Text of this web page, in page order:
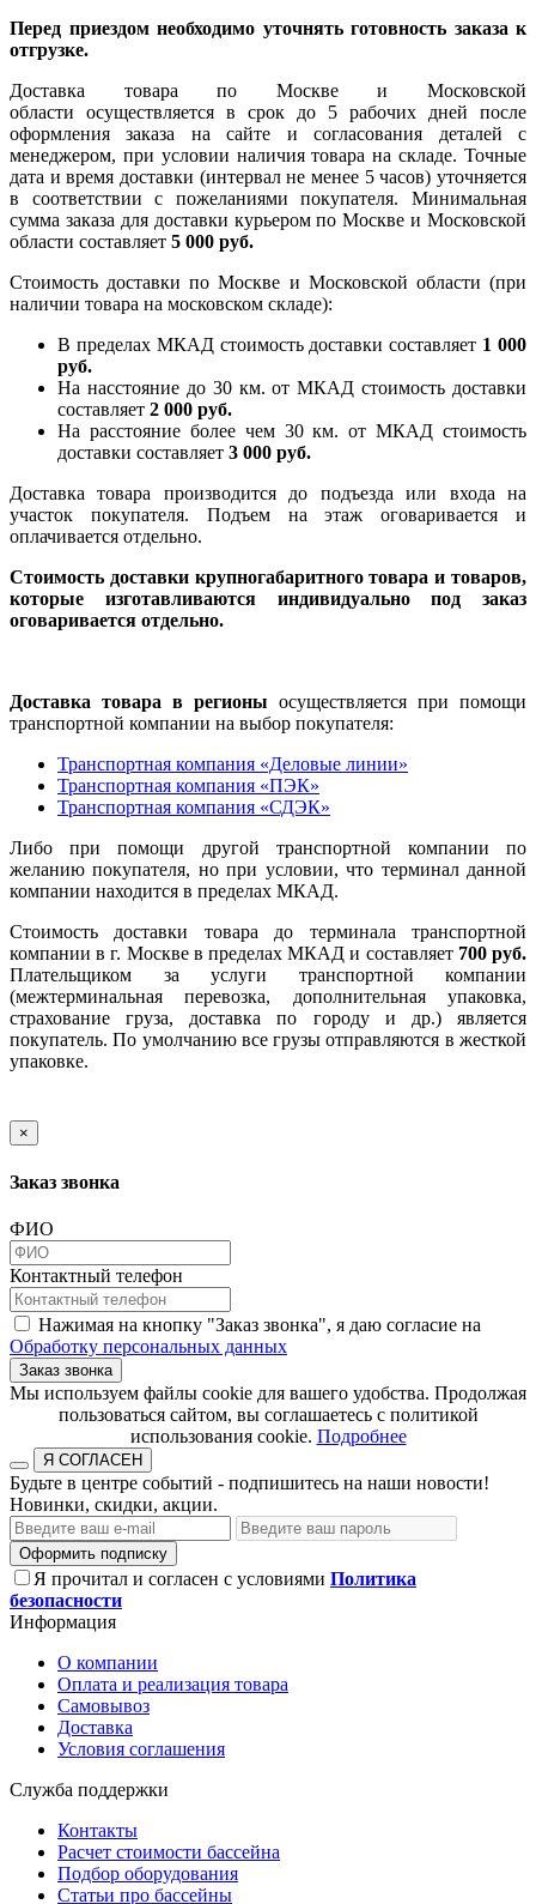
Перед приездом необходимо уточнять готовность заказа к
отгрузке.
Доставка товара по Москве и Московской
области осуществляется в срок до 5 рабочих дней после
оформления заказа на сайте и согласования деталей с
менеджером, при условии наличия товара на складе. Точные
дата и время доставки (интервал не менее 5 часов) уточняется
в соответствии с пожеланиями покупателя. Минимальная
сумма заказа для доставки курьером по Москве и Московской
области составляет 5 000 руб.
Стоимость доставки по Москве и Московской области (при
наличии товара на московском складе):
В пределах МКАД стоимость доставки составляет 1 000
руб.
На насcтояние до 30 км. от МКАД стоимость доставки
составляет 2 000 руб.
На расстояние более чем 30 км. от МКАД стоимость
доставки составляет 3 000 руб.
Доставка товара производится до подъезда или входа на
участок покупателя. Подъем на этаж оговаривается и
оплачивается отдельно.
Стоимость доставки крупногабаритного товара и товаров,
которые изготавливаются индивидуально под заказ
оговаривается отдельно.
Доставка товара в регионы осуществляется при помощи
транспортной компании на выбор покупателя:
Транспортная компания «Деловые линии»
Транспортная компания «ПЭК»
Транспортная компания «СДЭК»
Либо при помощи другой транспортной компании по
желанию покупателя, но при условии, что терминал данной
компании находится в пределах МКАД.
Стоимость доставки товара до терминала транспортной
компании в г. Москве в пределах МКАД и составляет 700 руб.
Плательщиком за услуги транспортной компании
(межтерминальная перевозка, дополнительная упаковка,
страхование груза, доставка по городу и др.) является
покупатель. По умолчанию все грузы отправляются в жесткой
упаковке.
×
Заказ звонка
ФИО
Контактный телефон
Нажимая на кнопку "Заказ звонка", я даю согласие на
Обработку персональных данных
Заказ звонка
​​​​​​​Мы используем файлы cookie для вашего удобства. Продолжая
пользоваться сайтом, вы соглашаетесь с политикой
использования cookie.​​​​​​​ Подробнее
Я СОГЛАСЕН
Будьте в центре событий - подпишитесь на наши новости!
Новинки, скидки, акции.
Оформить подписку
Я прочитал и согласен с условиями Политика
безопасности
Информация
О компании
Оплата и реализация товара
Самовывоз
Доставка
Условия соглашения
Служба поддержки
Контакты
Расчет стоимости бассейна
Подбор оборудования
Статьи про бассейны